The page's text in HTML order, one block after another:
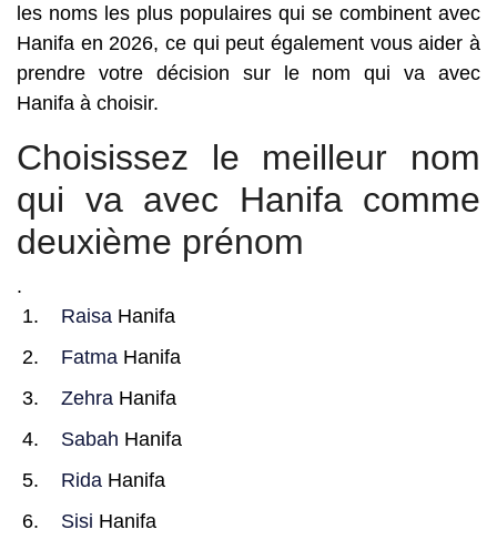
les noms les plus populaires qui se combinent avec
Hanifa en 2026, ce qui peut également vous aider à
prendre votre décision sur le nom qui va avec
Hanifa à choisir.
Choisissez le meilleur nom
qui va avec Hanifa comme
deuxième prénom
.
Raisa Hanifa
Fatma Hanifa
Zehra Hanifa
Sabah Hanifa
Rida Hanifa
Sisi Hanifa